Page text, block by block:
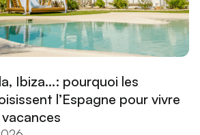
Ibiza...: pourquoi les
l’Espagne pour vivre